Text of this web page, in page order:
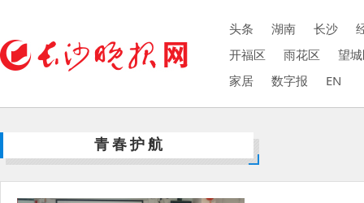
头条 湖南 长沙
开福区
雨花区
望
家居
数字报 EN
青春护航